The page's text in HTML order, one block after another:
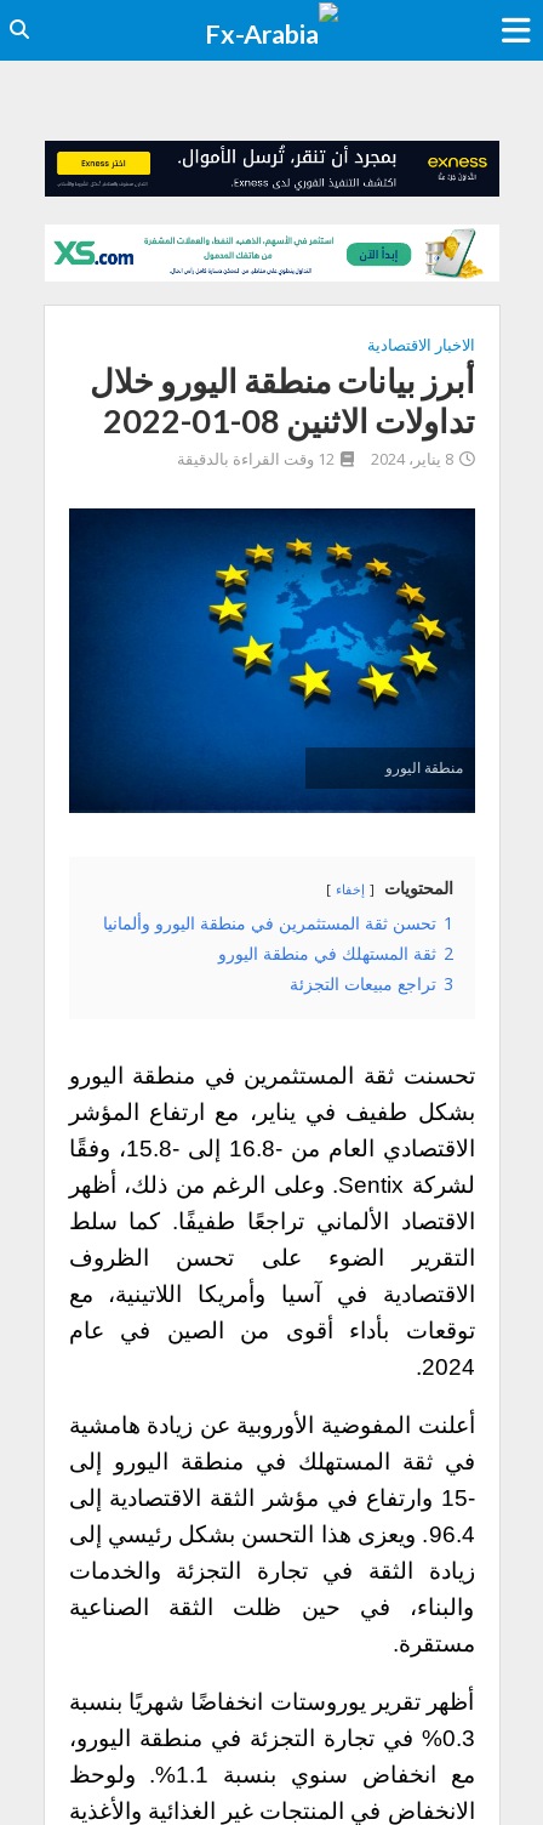
الاخبار الاقتصادية
أبرز بيانات منطقة اليورو خلال
تداولات الاثنين 08-01-2022
8 يناير، 2024 12 وقت القراءة بالدقيقة
منطقة اليورو
المحتويات إخفاء
1 تحسن ثقة المستثمرين في منطقة اليورو وألمانيا
2 ثقة المستهلك في منطقة اليورو
3 تراجع مبيعات التجزئة
تحسنت ثقة المستثمرين في منطقة اليورو
بشكل طفيف في يناير، مع ارتفاع المؤشر
الاقتصادي العام من -16.8 إلى -15.8، وفقًا
لشركة Sentix. وعلى الرغم من ذلك، أظهر
الاقتصاد الألماني تراجعًا طفيفًا. كما سلط
التقرير الضوء على تحسن الظروف
الاقتصادية في آسيا وأمريكا اللاتينية، مع
توقعات بأداء أقوى من الصين في عام
2024.
أعلنت المفوضية الأوروبية عن زيادة هامشية
في ثقة المستهلك في منطقة اليورو إلى
-15 وارتفاع في مؤشر الثقة الاقتصادية إلى
96.4. ويعزى هذا التحسن بشكل رئيسي إلى
زيادة الثقة في تجارة التجزئة والخدمات
والبناء، في حين ظلت الثقة الصناعية
مستقرة.
أظهر تقرير يوروستات انخفاضًا شهريًا بنسبة
0.3% في تجارة التجزئة في منطقة اليورو،
مع انخفاض سنوي بنسبة 1.1%. ولوحظ
الانخفاض في المنتجات غير الغذائية والأغذية